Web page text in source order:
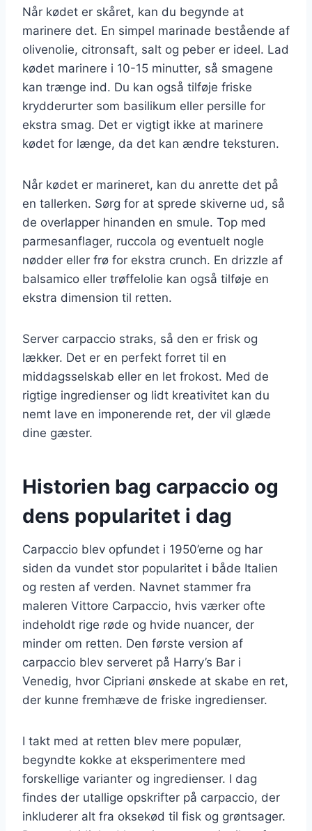
Når kødet er skåret, kan du begynde at
marinere det. En simpel marinade bestående af
olivenolie, citronsaft, salt og peber er ideel. Lad
kødet marinere i 10-15 minutter, så smagene
kan trænge ind. Du kan også tilføje friske
krydderurter som basilikum eller persille for
ekstra smag. Det er vigtigt ikke at marinere
kødet for længe, da det kan ændre teksturen.
Når kødet er marineret, kan du anrette det på
en tallerken. Sørg for at sprede skiverne ud, så
de overlapper hinanden en smule. Top med
parmesanflager, ruccola og eventuelt nogle
nødder eller frø for ekstra crunch. En drizzle af
balsamico eller trøffelolie kan også tilføje en
ekstra dimension til retten.
Server carpaccio straks, så den er frisk og
lækker. Det er en perfekt forret til en
middagsselskab eller en let frokost. Med de
rigtige ingredienser og lidt kreativitet kan du
nemt lave en imponerende ret, der vil glæde
dine gæster.
Historien bag carpaccio og
dens popularitet i dag
Carpaccio blev opfundet i 1950’erne og har
siden da vundet stor popularitet i både Italien
og resten af verden. Navnet stammer fra
maleren Vittore Carpaccio, hvis værker ofte
indeholdt rige røde og hvide nuancer, der
minder om retten. Den første version af
carpaccio blev serveret på Harry’s Bar i
Venedig, hvor Cipriani ønskede at skabe en ret,
der kunne fremhæve de friske ingredienser.
I takt med at retten blev mere populær,
begyndte kokke at eksperimentere med
forskellige varianter og ingredienser. I dag
findes der utallige opskrifter på carpaccio, der
inkluderer alt fra oksekød til fisk og grøntsager.